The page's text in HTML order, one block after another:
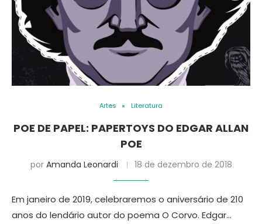
Artes Literatura
POE DE PAPEL: PAPERTOYS DO EDGAR ALLAN
POE
por Amanda Leonardi 18 de dezembro de 2018
Em janeiro de 2019, celebraremos o aniversário de 210
anos do lendário autor do poema O Corvo. Edgar…